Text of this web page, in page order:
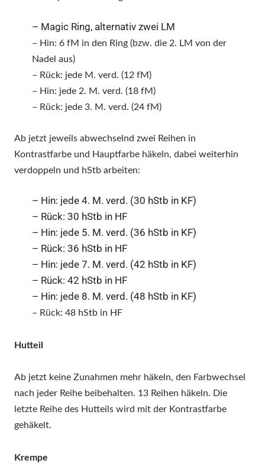
– Magic Ring, alternativ zwei LM
– Hin: 6 fM in den Ring (bzw. die 2. LM von der
Nadel aus)
– Rück: jede M. verd. (12 fM)
– Hin: jede 2. M. verd. (18 fM)
– Rück: jede 3. M. verd. (24 fM)
Ab jetzt jeweils abwechselnd zwei Reihen in
Kontrastfarbe und Hauptfarbe häkeln, dabei weiterhin
verdoppeln und hStb arbeiten:
– Hin: jede 4. M. verd. (30 hStb in KF)
– Rück: 30 hStb in HF
– Hin: jede 5. M. verd. (36 hStb in KF)
– Rück: 36 hStb in HF
– Hin: jede 7. M. verd. (42 hStb in KF)
– Rück: 42 hStb in HF
– Hin: jede 8. M. verd. (48 hStb in KF)
– Rück: 48 hStb in HF
Hutteil
Ab jetzt keine Zunahmen mehr häkeln, den Farbwechsel
nach jeder Reihe beibehalten. 13 Reihen häkeln. Die
letzte Reihe des Hutteils wird mit der Kontrastfarbe
gehäkelt.
Krempe